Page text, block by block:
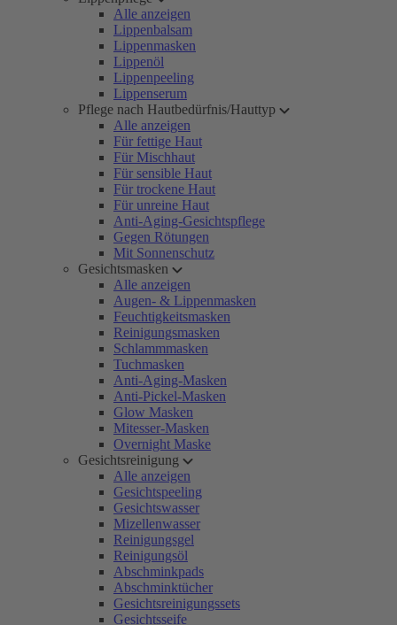
Alle anzeigen
Lippenbalsam
Lippenmasken
Lippenöl
Lippenpeeling
Lippenserum
Pflege nach Hautbedürfnis/Hauttyp
Alle anzeigen
Für fettige Haut
Für Mischhaut
Für sensible Haut
Für trockene Haut
Für unreine Haut
Anti-Aging-Gesichtspflege
Gegen Rötungen
Mit Sonnenschutz
Gesichtsmasken
Alle anzeigen
Augen- & Lippenmasken
Feuchtigkeitsmasken
Reinigungsmasken
Schlammmasken
Tuchmasken
Anti-Aging-Masken
Anti-Pickel-Masken
Glow Masken
Mitesser-Masken
Overnight Maske
Gesichtsreinigung
Alle anzeigen
Gesichtspeeling
Gesichtswasser
Mizellenwasser
Reinigungsgel
Reinigungsöl
Abschminkpads
Abschminktücher
Gesichtsreinigungssets
Gesichtsseife